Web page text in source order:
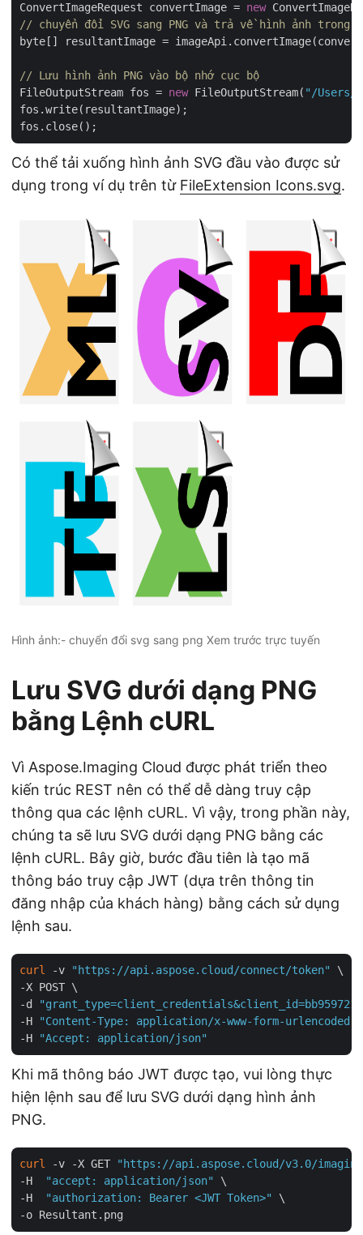
ConvertImageRequest convertImage = new
// chuyển đổi SVG sang PNG và trả về hình ảnh trong
byte[] resultantImage =
// Lưu hình ảnh PNG vào bộ nhớ cục bộ
FileOutputStream fos = new FileOutputStream( "/Users/
fos.write(resultantImage);
Có thể tải xuống hình ảnh SVG đầu vào được sử
dụng trong ví dụ trên từ FileExtension Icons.svg.
Hình ảnh:- chuyển đổi svg sang png Xem trước trực tuyến
Lưu SVG dưới dạng PNG
bằng Lệnh cURL
Vì Aspose.Imaging Cloud được phát triển theo
kiến trúc REST nên có thể dễ dàng truy cập
thông qua các lệnh cURL. Vì vậy, trong phần này,
chúng ta sẽ lưu SVG dưới dạng PNG bằng các
lệnh cURL. Bây giờ, bước đầu tiên là tạo mã
thông báo truy cập JWT (dựa trên thông tin
đăng nhập của khách hàng) bằng cách sử dụng
lệnh sau.
curl -v "https://api.aspose.cloud/connect/token"
\
-X POST \
-d
"grant_type=client_credentials&client_id=bb959721-
-H
"Content-Type: application/x-www-form-urlencoded"
-H
"Accept: application/json"
Khi mã thông báo JWT được tạo, vui lòng thực
hiện lệnh sau để lưu SVG dưới dạng hình ảnh
PNG.
curl -v -X GET
"https://api.aspose.cloud/v3.0/
-H
"accept: application/json"
\
-H
"authorization: Bearer <JWT Token>"
\